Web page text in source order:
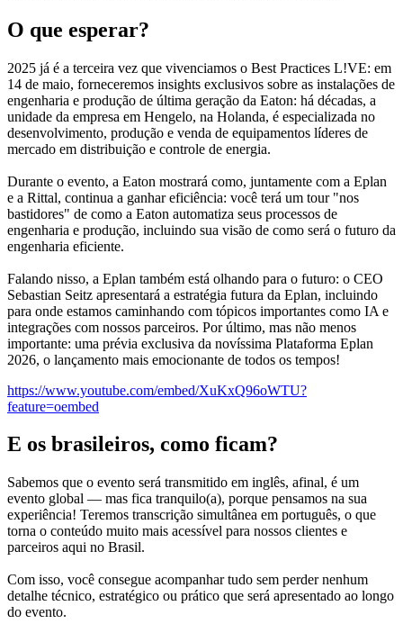
O que esperar?
2025 já é a terceira vez que vivenciamos o Best Practices L!VE: em
14 de maio, forneceremos insights exclusivos sobre as instalações de
engenharia e produção de última geração da Eaton: há décadas, a
unidade da empresa em Hengelo, na Holanda, é especializada no
desenvolvimento, produção e venda de equipamentos líderes de
mercado em distribuição e controle de energia.
Durante o evento, a Eaton mostrará como, juntamente com a Eplan
e a Rittal, continua a ganhar eficiência: você terá um tour "nos
bastidores" de como a Eaton automatiza seus processos de
engenharia e produção, incluindo sua visão de como será o futuro da
engenharia eficiente.
Falando nisso, a Eplan também está olhando para o futuro: o CEO
Sebastian Seitz apresentará a estratégia futura da Eplan, incluindo
para onde estamos caminhando com tópicos importantes como IA e
integrações com nossos parceiros. Por último, mas não menos
importante: uma prévia exclusiva da novíssima Plataforma Eplan
2026, o lançamento mais emocionante de todos os tempos!
https://www.youtube.com/embed/XuKxQ96oWTU?
feature=oembed
E os brasileiros, como ficam?
Sabemos que o evento será transmitido em inglês, afinal, é um
evento global — mas fica tranquilo(a), porque pensamos na sua
experiência! Teremos transcrição simultânea em português, o que
torna o conteúdo muito mais acessível para nossos clientes e
parceiros aqui no Brasil.
Com isso, você consegue acompanhar tudo sem perder nenhum
detalhe técnico, estratégico ou prático que será apresentado ao longo
do evento.